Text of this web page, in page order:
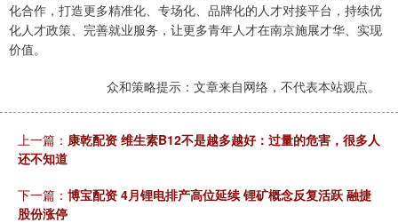
化合作，打造更多精准化、专场化、品牌化的人才对接平台，持续优
化人才政策、完善就业服务，让更多青年人才在南京施展才华、实现
价值。
众和策略提示：文章来自网络，不代表本站观点。
上一篇： 康乾配资 维生素B12不是越多越好：过量的危害，很多人
还不知道
下一篇： 博宝配资 4月锂电排产高位延续 锂矿概念反复活跃 融捷
股份涨停